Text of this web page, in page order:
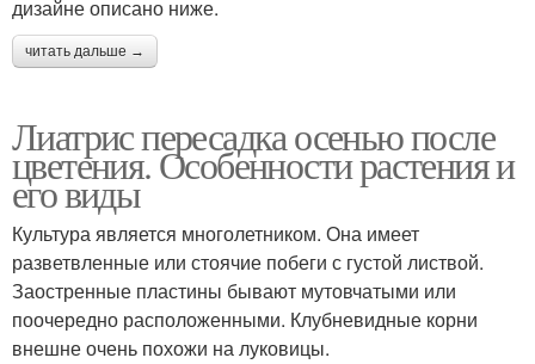
дизайне описано ниже.
читать дальше →
Лиатрис пересадка осенью после
цветения. Особенности растения и
его виды
Культура является многолетником. Она имеет
разветвленные или стоячие побеги с густой листвой.
Заостренные пластины бывают мутовчатыми или
поочередно расположенными. Клубневидные корни
внешне очень похожи на луковицы.